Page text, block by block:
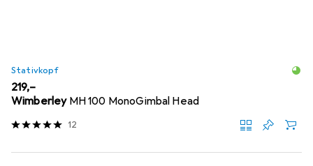
Stativkopf
EUR
219,–
Wimberley MH 100 MonoGimbal Head
12